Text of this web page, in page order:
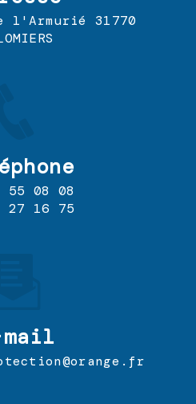
l'Armurié 31770
55 08 08
27 16 75
mail